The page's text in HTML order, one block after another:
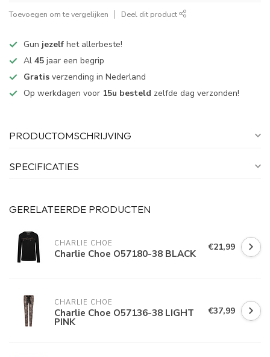
Toevoegen om te vergelijken Deel dit product
Gun jezelf het allerbeste!
Al 45 jaar een begrip
Gratis verzending in Nederland
Op werkdagen voor 15u besteld zelfde dag verzonden!
PRODUCTOMSCHRIJVING
SPECIFICATIES
GERELATEERDE PRODUCTEN
CHARLIE CHOE
Charlie Choe O57180-38 BLACK €21,99
CHARLIE CHOE
Charlie Choe O57136-38 LIGHT
PINK
€37,99